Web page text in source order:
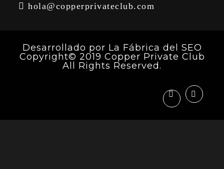
hola@copperprivateclub.com
Desarrollado por La Fábrica del SEO
Copyright© 2019 Copper Private Club
All Rights Reserved.